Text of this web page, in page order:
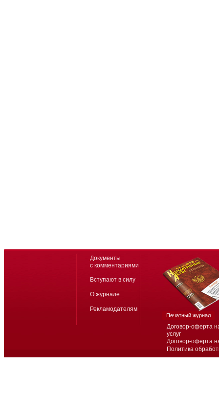
Договор-оферта
услуг
Договор-оферта
Политика
Документы
с комментариями
Вступают в силу
О журнале
Рекламодателям
Печатный журнал